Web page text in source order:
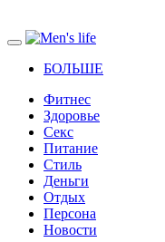
БОЛЬШЕ
Фитнес
Здоровье
Секс
Питание
Стиль
Деньги
Отдых
Персона
Новости